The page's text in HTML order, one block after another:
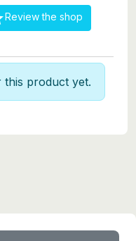
Review the shop
product yet.